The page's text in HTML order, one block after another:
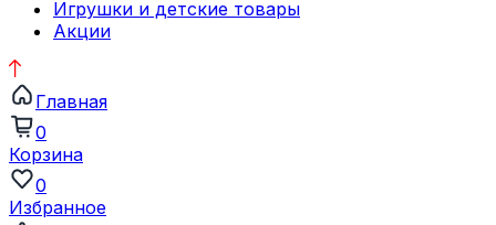
Игрушки и детские товары
Акции
Главная
0
Корзина
0
Избранное